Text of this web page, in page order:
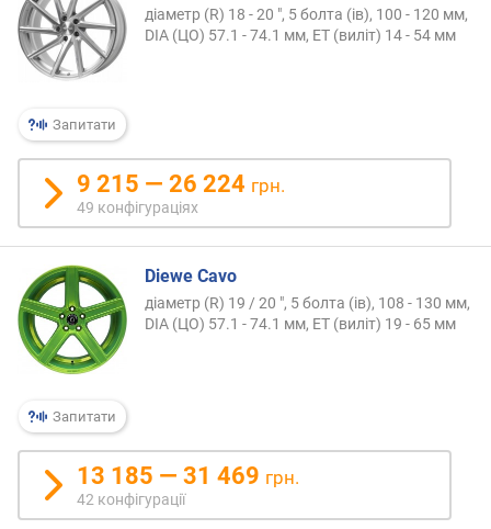
л
ь
к
і
т
р
п
о
з
и
ц
і
в
и
л
і
Запитати
діаметр (R) 18 - 20 ", 5 болта (ів), 100 - 120 мм,
DIA (ЦО) 57.1 - 74.1 мм, ET (виліт) 14 - 54 мм
9 215 — 26 224 грн.
49 конфігураціях
Запитати
Diewe Cavo
діаметр (R) 19 / 20 ", 5 болта (ів), 108 - 130 мм,
DIA (ЦО) 57.1 - 74.1 мм, ET (виліт) 19 - 65 мм
13 185 — 31 469 грн.
42 конфігурації